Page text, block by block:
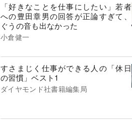
「好きなことを仕事にしたい」若者
への豊田章男の回答が正論すぎて、
ぐうの音も出なかった
小倉健一
すさまじく仕事ができる人の「休日
の習慣」ベスト1
ダイヤモンド社書籍編集局